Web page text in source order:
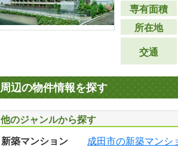
専有面積
所在地
交通
周辺の物件情報を探す
他のジャンルから探す
新築マンション 成田市の新築マンシ